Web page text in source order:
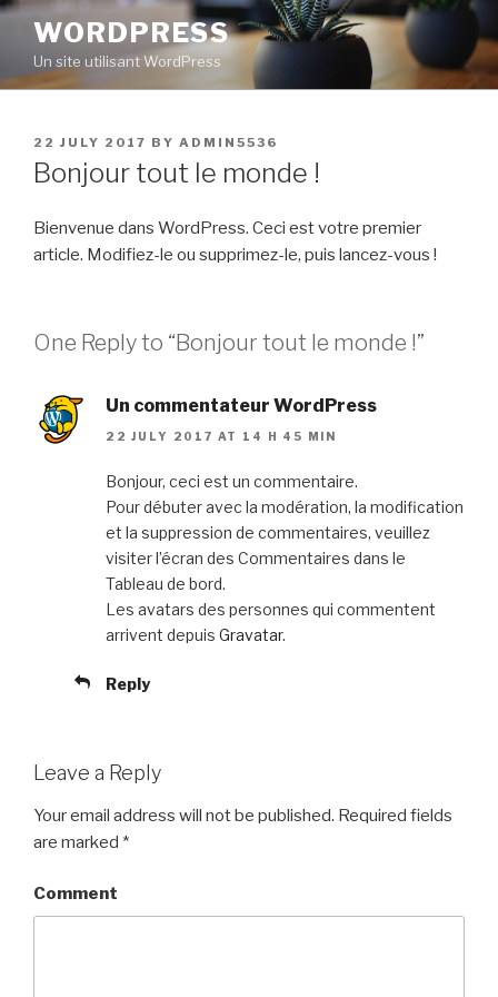
Skip
content
WORDPRESS
Un site utilisant WordPress
POSTED
ON
22 JULY 2017 BY ADMIN5536
Bonjour tout le monde !
Bienvenue dans WordPress. Ceci est votre premier
article. Modifiez-le ou supprimez-le, puis lancez-vous !
One Reply to “Bonjour tout le monde !”
Un commentateur WordPress
22 JULY 2017 AT 14 H 45 MIN
Bonjour, ceci est un commentaire.
Pour débuter avec la modération, la modification
et la suppression de commentaires, veuillez
visiter l’écran des Commentaires dans le
Tableau de bord.
Les avatars des personnes qui commentent
arrivent depuis Gravatar.
Reply
Leave a Reply
Your email address will not be published. Required fields
are marked *
Comment